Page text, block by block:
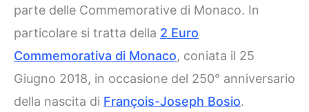
parte delle Commemorative di Monaco. In
particolare si tratta della 2 Euro
Commemorativa di Monaco, coniata il 25
Giugno 2018, in occasione del 250° anniversario
della nascita di François-Joseph Bosio.